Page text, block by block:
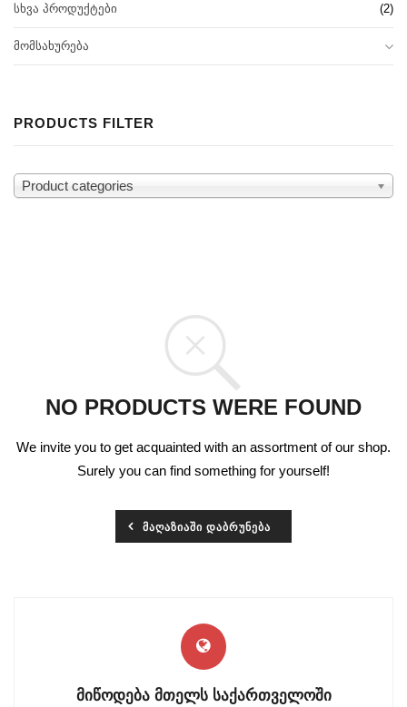
NO PRODUCTS WERE FOUND
We invite you to get acquainted with an assortment of our shop.
Surely you can find something for yourself!
ᲛᲐᲦᲐᲖᲘᲐᲨᲘ ᲓᲐᲑᲠᲣᲜᲔᲑᲐ
ᲛᲘᲬᲝᲓᲔᲑᲐ ᲛᲗᲔᲚᲡ ᲡᲐᲥᲐᲠᲗᲕᲔᲚᲝᲨᲘ
ᲡᲮᲕᲐ ᲞᲠᲝᲓᲣᲥᲢᲔᲑᲘ (2)
ᲛᲝᲛᲡᲐᲮᲣᲠᲔᲑᲐ
PRODUCTS FILTER
Product categories